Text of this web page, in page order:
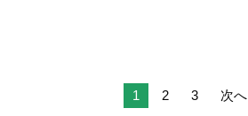
1 2 3 次へ